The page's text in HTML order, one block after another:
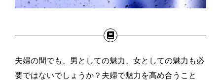
夫婦の間でも、男としての魅力、女としての魅力も必
要ではないでしょうか？夫婦で魅力を高め合うこと